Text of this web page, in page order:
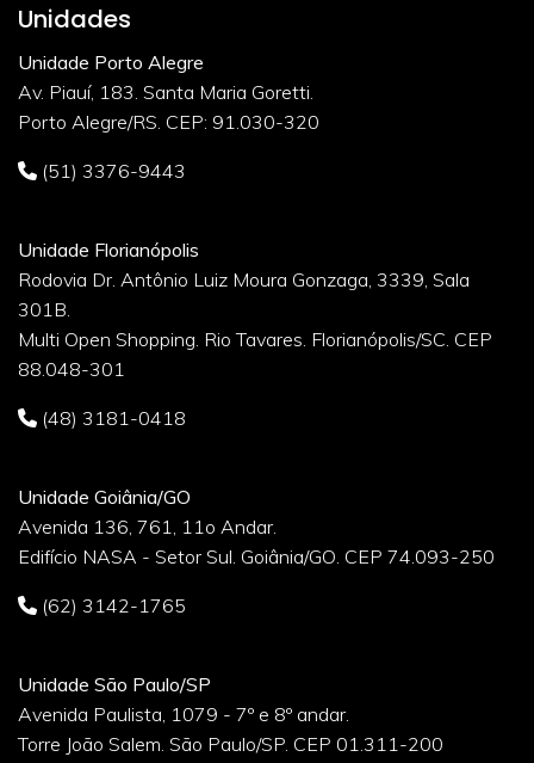
Unidades
Unidade Porto Alegre
Av. Piauí, 183. Santa Maria Goretti.
Porto Alegre/RS. CEP: 91.030-320
(51) 3376-9443
Unidade Florianópolis
Rodovia Dr. Antônio Luiz Moura Gonzaga, 3339, Sala
301B.
Multi Open Shopping. Rio Tavares. Florianópolis/SC. CEP
88.048-301
(48) 3181-0418
Unidade Goiânia/GO
Avenida 136, 761, 11o Andar.
Edifício NASA - Setor Sul. Goiânia/GO. CEP 74.093-250
(62) 3142-1765
Unidade São Paulo/SP
Avenida Paulista, 1079 - 7º e 8º andar.
Torre João Salem. São Paulo/SP. CEP 01.311-200